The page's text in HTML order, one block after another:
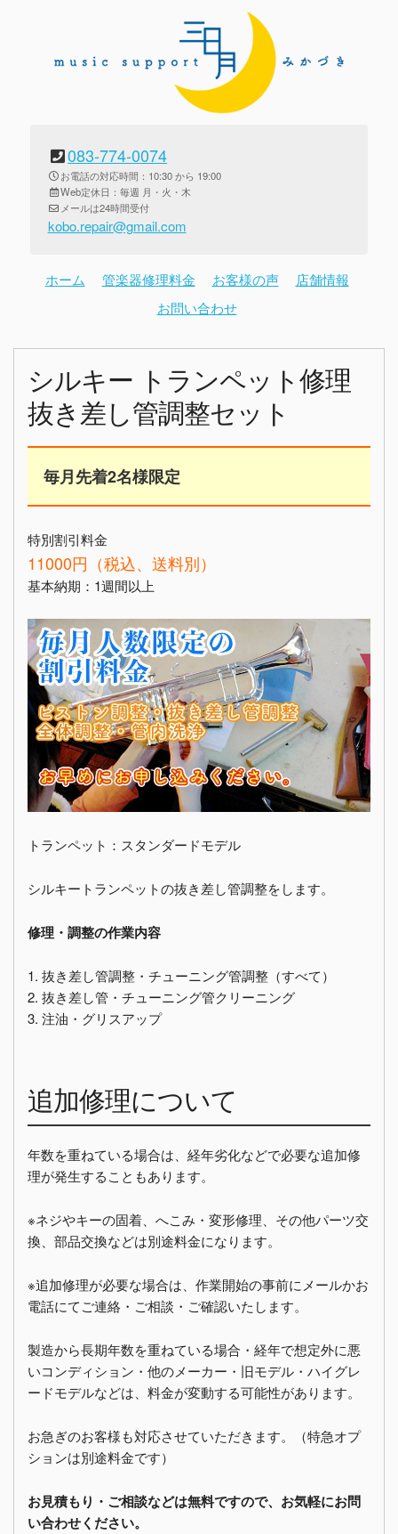
083-774-0074
お電話の対応時間：10:30 から 19:00
Web定休日：毎週 月・火・木
メールは24時間受付
kobo.repair@gmail.com
ホーム 管楽器修理料金 お客様の声
店舗情報
お問い合わせ
シルキー トランペット修理
抜き差し管調整セット
毎月先着2名様限定
特別割引料金
11000円（税込、送料別）
基本納期：1週間以上
トランペット：スタンダードモデル
シルキートランペットの抜き差し管調整をします。
修理・調整の作業内容
1. 抜き差し管調整・チューニング管調整（すべて）
2. 抜き差し管・チューニング管クリーニング
3. 注油・グリスアップ
追加修理について
年数を重ねている場合は、経年劣化などで必要な追加修
理が発生することもあります。
※ネジやキーの固着、へこみ・変形修理、その他パーツ交
換、部品交換などは別途料金になります。
※追加修理が必要な場合は、作業開始の事前にメールかお
電話にてご連絡・ご相談・ご確認いたします。
製造から長期年数を重ねている場合・経年で想定外に悪
いコンディション・他のメーカー・旧モデル・ハイグレ
ードモデルなどは、料金が変動する可能性があります。
お急ぎのお客様も対応させていただきます。（特急オプ
ションは別途料金です）
お見積もり・ご相談などは無料ですので、お気軽にお問
い合わせください。